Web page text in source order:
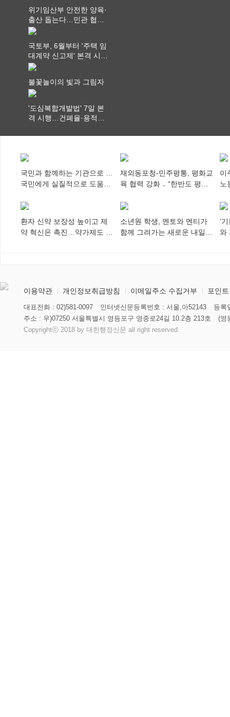
위기임산부 안전한 양육·
출산 돕는다…민관 협력
체계 구축
국토부, 6월부터 '주택 임
대계약 신고제' 본격 시
행…실거래가 투명화 기
불꽃놀이의 빛과 그림자
'도심복합개발법' 7일 본
격 시행…건폐율·용적률
국민과 함께하는 기관으로 …
국민에게 실질적으로 도움이
재외동포청-민주평통, 평화교
육 협력 강화 ․ “한반도 평화,
다”
이
노
환자 신약 보장성 높이고 제
약 혁신은 촉진…약가제도 개
소년원 학생, 멘토와 멘티가
함께 그려가는 새로운 내일
‘
와
이용약관 개인정보취급방침 이메일주소 수집거부 포인
대표전화 : 02)581-0097 인터넷신문등록번호 : 서울,아52143
등록
주소 : 우)07250 서울특별시 영등포구 영중로24길 10.2층 213호
(영
Copyrightⓒ 2018 by 대한행정신문 all right reserved.